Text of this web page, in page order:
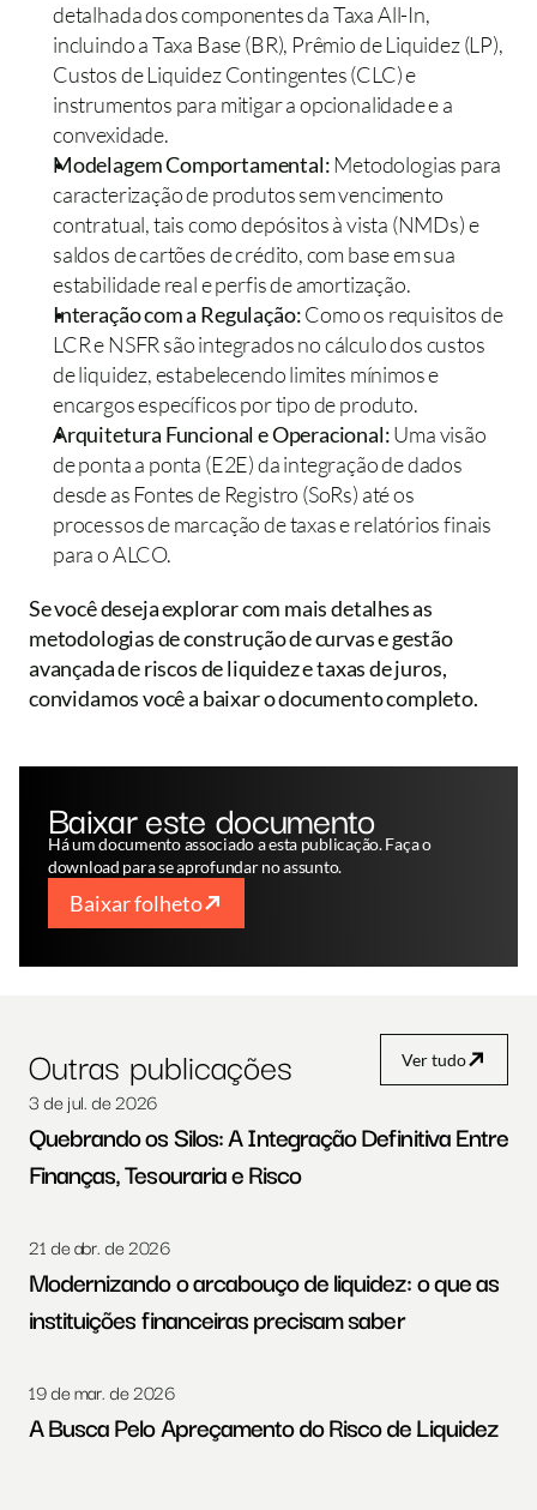
detalhada dos componentes da Taxa All-In,
incluindo a Taxa Base (BR), Prêmio de Liquidez (LP),
Custos de Liquidez Contingentes (CLC) e
instrumentos para mitigar a opcionalidade e a
convexidade.
Modelagem Comportamental: Metodologias para
caracterização de produtos sem vencimento
contratual, tais como depósitos à vista (NMDs) e
saldos de cartões de crédito, com base em sua
estabilidade real e perfis de amortização.
Interação com a Regulação: Como os requisitos de
LCR e NSFR são integrados no cálculo dos custos
de liquidez, estabelecendo limites mínimos e
encargos específicos por tipo de produto.
Arquitetura Funcional e Operacional: Uma visão
de ponta a ponta (E2E) da integração de dados
desde as Fontes de Registro (SoRs) até os
processos de marcação de taxas e relatórios finais
para o ALCO.
Se você deseja explorar com mais detalhes as
metodologias de construção de curvas e gestão
avançada de riscos de liquidez e taxas de juros,
convidamos você a baixar o documento completo.
Baixar este documento
Há um documento associado a esta publicação. Faça o
download para se aprofundar no assunto.
Baixar folheto
Outras publicações Ver tudo
3 de jul. de 2026
Quebrando os Silos: A Integração Definitiva Entre
Finanças, Tesouraria e Risco
21 de abr. de 2026
Modernizando o arcabouço de liquidez: o que as
instituições financeiras precisam saber
19 de mar. de 2026
A Busca Pelo Apreçamento do Risco de Liquidez